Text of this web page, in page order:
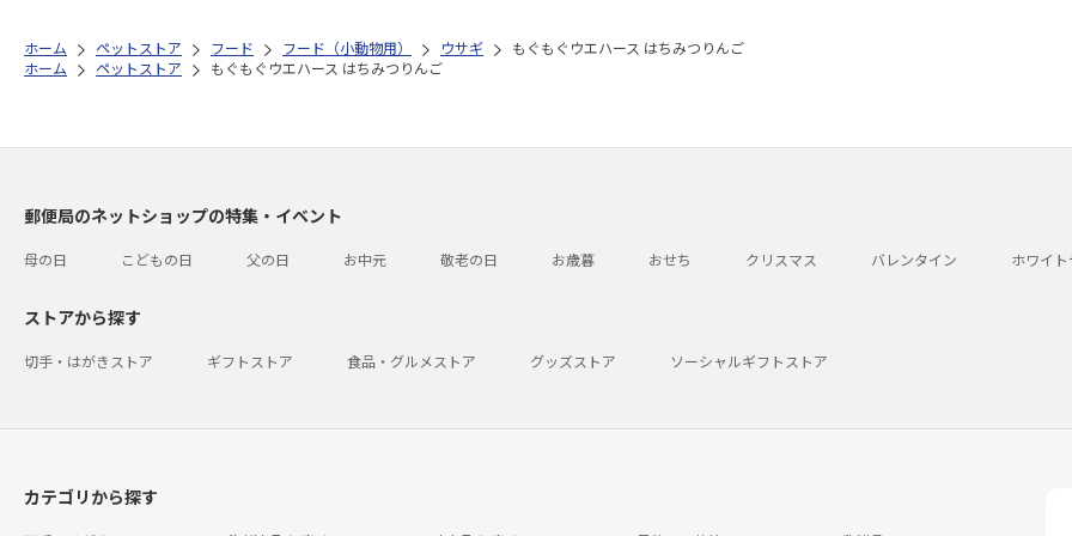
ホーム ペットストア フード フード（小動物用） ウサギ
もぐもぐウエハース はちみつりんご
ホーム
ペットストア もぐもぐウエハース はちみつりんご
郵便局のネットショップの特集・イベント
母の日 こどもの日 父の日 お中元 敬老の日 お歳暮 おせち クリスマス バレンタイン ホワイ
ストアから探す
切手・はがきストア ギフトストア 食品・グルメストア グッズストア ソーシャルギフトストア
カテゴリから探す